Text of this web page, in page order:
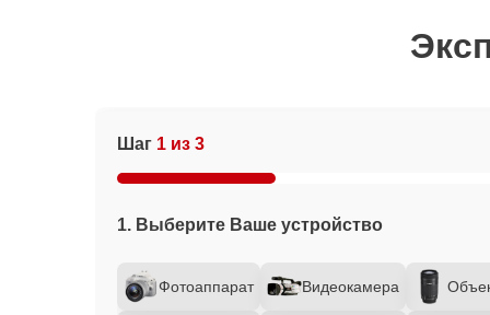
Шаг 1 из 3
1. Выберите Ваше устройство
Фотоаппарат Видеокамера